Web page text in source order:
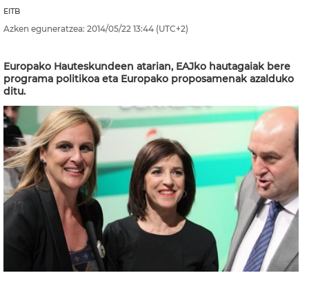
EITB
Azken eguneratzea: 2014/05/22 13:44 (UTC+2)
Europako Hauteskundeen atarian, EAJko hautagaiak bere
programa politikoa eta Europako proposamenak azalduko
ditu.